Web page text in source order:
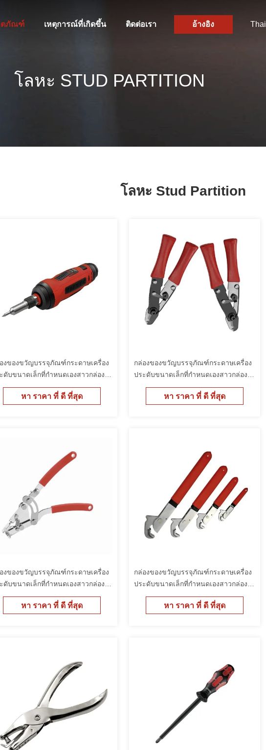
ตภัณฑ์ เหตุการณ์ที่เกิดขึ้น ติดต่อเรา อ้างอิง Thai
โลหะ STUD PARTITION
โลหะ Stud Partition
งของขวัญบรรจุภัณฑ์กระดาษเครื่อง
ดับขนาดเล็กที่กำหนดเองสาวกล่อง
รจุราคาถูก
หา ราคา ที่ ดี ที่สุด
กล่องของขวัญบรรจุภัณฑ์กระดาษเครื่อง
ประดับขนาดเล็กที่กำหนดเองสาวกล่อง
บรรจุราคาถูก
หา ราคา ที่ ดี ที่สุด
งของขวัญบรรจุภัณฑ์กระดาษเครื่อง
ดับขนาดเล็กที่กำหนดเองสาวกล่อง
รจุราคาถูก
หา ราคา ที่ ดี ที่สุด
กล่องของขวัญบรรจุภัณฑ์กระดาษเครื่อง
ประดับขนาดเล็กที่กำหนดเองสาวกล่อง
บรรจุราคาถูก
หา ราคา ที่ ดี ที่สุด